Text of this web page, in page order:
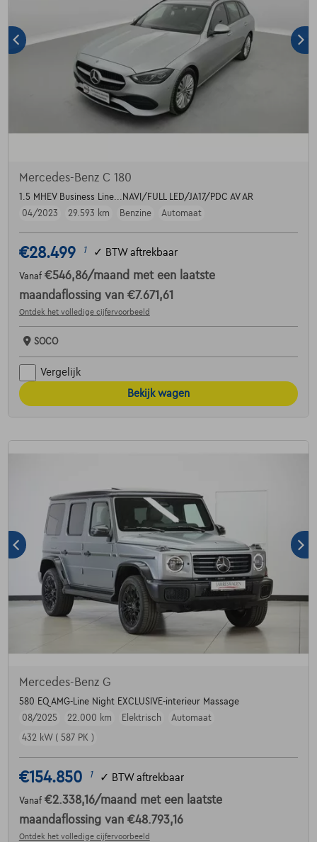
Mercedes-Benz C 180
1.5 MHEV Business Line...NAVI/FULL LED/JA17/PDC AV AR
04/2023
29.593 km Benzine Automaat
€28.499 1 ✓ BTW aftrekbaar
Vanaf €546,86/maand met een laatste
maandaflossing van €7.671,61
Ontdek het volledige cijfervoorbeeld
SOCO
Vergelijk
Bekijk wagen
Mercedes-Benz G
580 EQ AMG-Line Night EXCLUSIVE-interieur Massage
08/2025
22.000 km Elektrisch
Automaat
432 kW ( 587 PK )
€154.850 1 ✓ BTW aftrekbaar
Vanaf €2.338,16/maand met een laatste
maandaflossing van €48.793,16
Ontdek het volledige cijfervoorbeeld